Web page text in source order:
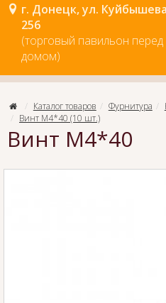
г. Донецк, ул.
256
(торговый павильон перед
домом)
Каталог товаров Фурнитура
Винт М4*40 (10 шт.)
Винт М4*40